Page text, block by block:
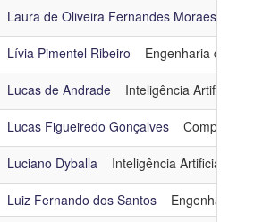
Laura de Oliveira Fernandes Moraes
Lívia Pimentel Ribeiro Engenharia de
Lucas de Andrade Inteligência Artificial
Lucas Figueiredo Gonçalves Computação
Luciano Dyballa Inteligência Artificial
Luiz Fernando dos Santos
Engenharia de